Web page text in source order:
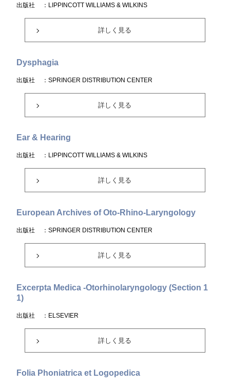
出版社 ：LIPPINCOTT WILLIAMS & WILKINS
詳しく見る
Dysphagia
出版社 ：SPRINGER DISTRIBUTION CENTER
詳しく見る
Ear & Hearing
出版社 ：LIPPINCOTT WILLIAMS & WILKINS
詳しく見る
European Archives of Oto-Rhino-Laryngology
出版社 ：SPRINGER DISTRIBUTION CENTER
詳しく見る
Excerpta Medica -Otorhinolaryngology (Section 1
1)
出版社 ：ELSEVIER
詳しく見る
Folia Phoniatrica et Logopedica